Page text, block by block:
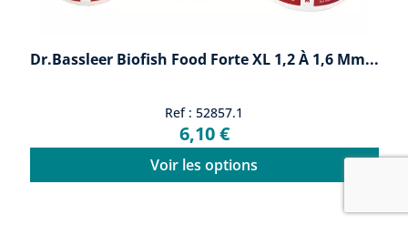
Dr.Bassleer Biofish Food Forte XL 1,2 À 1,6 Mm...
Ref : 52857.1
6,10 €
Voir les options